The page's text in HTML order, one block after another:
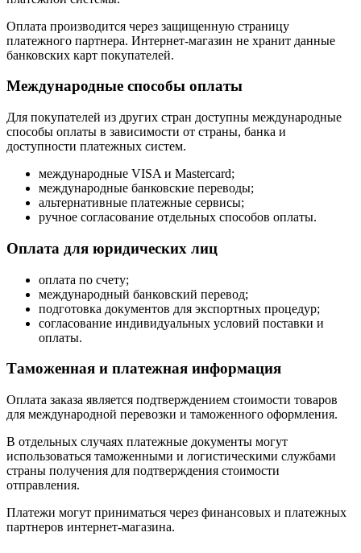
Оплата производится через защищенную страницу
платежного партнера. Интернет-магазин не хранит данные
банковских карт покупателей.
Международные способы оплаты
Для покупателей из других стран доступны международные
способы оплаты в зависимости от страны, банка и
доступности платежных систем.
международные VISA и Mastercard;
международные банковские переводы;
альтернативные платежные сервисы;
ручное согласование отдельных способов оплаты.
Оплата для юридических лиц
оплата по счету;
международный банковский перевод;
подготовка документов для экспортных процедур;
согласование индивидуальных условий поставки и
оплаты.
Таможенная и платежная информация
Оплата заказа является подтверждением стоимости товаров
для международной перевозки и таможенного оформления.
В отдельных случаях платежные документы могут
использоваться таможенными и логистическими службами
страны получения для подтверждения стоимости
отправления.
Платежи могут приниматься через финансовых и платежных
партнеров интернет-магазина.